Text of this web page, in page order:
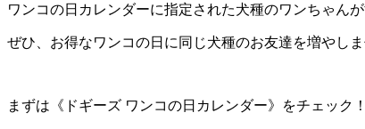
ワンコの日カレンダーに指定された犬種のワンちゃん
ぜひ、お得なワンコの日に同じ犬種のお友達を増やしま
まずは《ドギーズ ワンコの日カレンダー》をチェック！